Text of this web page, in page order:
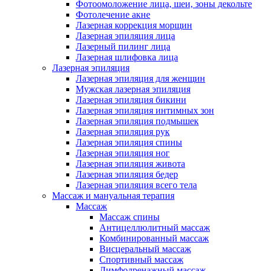
Фотоомоложение лица, шеи, зоны декольте
Фотолечение акне
Лазерная коррекция морщин
Лазерная эпиляция лица
Лазерный пилинг лица
Лазерная шлифовка лица
Лазерная эпиляция
Лазерная эпиляция для женщин
Мужская лазерная эпиляция
Лазерная эпиляция бикини
Лазерная эпиляция интимных зон
Лазерная эпиляция подмышек
Лазерная эпиляция рук
Лазерная эпиляция спины
Лазерная эпиляция ног
Лазерная эпиляция живота
Лазерная эпиляция бедер
Лазерная эпиляция всего тела
Массаж и мануальная терапия
Массаж
Массаж спины
Антицеллюлитный массаж
Комбинированный массаж
Висцеральный массаж
Спортивный массаж